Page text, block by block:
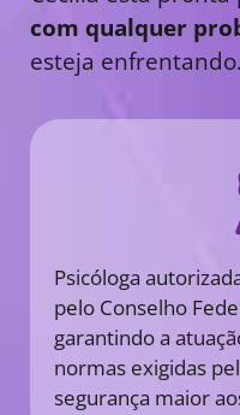
com qualquer
esteja enfrentando.
Psicóloga
pelo Conselho
garantindo a
normas exigidas
segurança maior